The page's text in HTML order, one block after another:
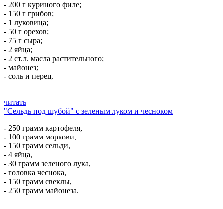
- 200 г куриного филе;
- 150 г грибов;
- 1 луковица;
- 50 г орехов;
- 75 г сыра;
- 2 яйца;
- 2 ст.л. масла растительного;
- майонез;
- соль и перец.
читать
"Сельдь под шубой" с зеленым луком и чесноком
- 250 грамм картофеля,
- 100 грамм моркови,
- 150 грамм сельди,
- 4 яйца,
- 30 грамм зеленого лука,
- головка чеснока,
- 150 грамм свеклы,
- 250 грамм майонеза.